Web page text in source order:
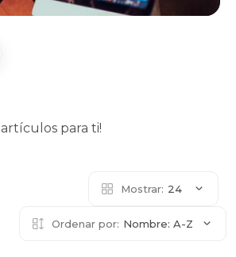
artículos para ti!
Mostrar: 24
Ordenar por: Nombre: A-Z